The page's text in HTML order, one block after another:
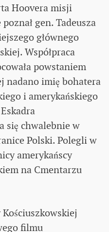
Hoovera misji
gen. Tadeusza
głównego
Współpraca
powstaniem
nadano imię bohatera
i amerykańskiego
się chwalebnie w
Polski. Polegli w
amerykańscy
na Cmentarzu
filmu